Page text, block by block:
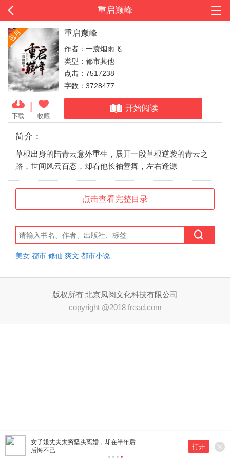
女子嫌丈夫太穷坚决离婚，却在半年后
后悔不已……
打开
重启巅峰
下载 收藏
重启巅峰
作者：一蓑烟雨飞
类型：都市其他
点击：7517238
字数：3728477
开始阅读
简介：
草根出身的陆青云意外重生，展开一段草根逆袭的青云之
路，世间风云百态，却看他长袖善舞，左右逢源
点击查看完整目录
美女 都市 修仙 爽文 都市小说
版权所有 北京凤阅文化科技有限公司
copyright @2018 fread.com